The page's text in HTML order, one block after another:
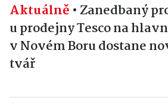
Aktuálně • Zanedbaný
u prodejny Tesco na
v Novém Boru dostane
tvář